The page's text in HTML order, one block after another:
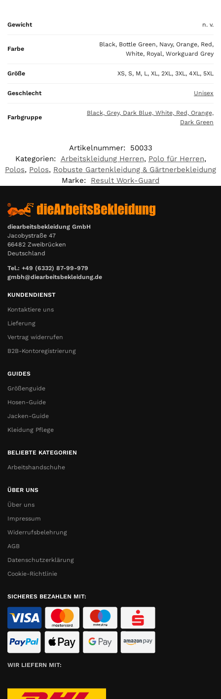
0
€
Gewicht n. v.
Farbe
Black, Bottle Green, Navy, Orange, Red,
White, Royal, Workguard Grey
Größe XS, S, M, L, XL, 2XL, 3XL, 4XL, 5XL
Geschlecht Unisex
Farbgruppe
Black, Grey, Dark Blue, White, Red, Orange,
Dark Green
Artikelnummer:
50033
Kategorien: Arbeitskleidung Herren, Polo für Herren,
Polos, Polos, Robuste Gartenkleidung & Gärtnerbekleidung
Marke:
Result Work-Guard
diearbeitsbekleidung GmbH
Jacobystraße 47
66482 Zweibrücken
Deutschland
Tel.: +49 (6332) 87-99-979
gmbh@diearbeitsbekleidung.de
KUNDENDIENST
Kontaktiere uns
Lieferung
Vertrag widerrufen
B2B-Kontoregistrierung
GUIDES
Größenguide
Hosen-Guide
Jacken-Guide
Kleidung Pflege
BELIEBTE KATEGORIEN
Arbeitshandschuhe
ÜBER UNS
Über uns
Impressum
Widerrufsbelehrung
AGB
Datenschutzerklärung
Cookie-Richtlinie
SICHERES BEZAHLEN MIT:
WIR LIEFERN MIT: